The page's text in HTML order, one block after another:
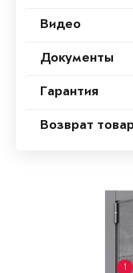
Видео
Документы
Гарантия
Возврат
1